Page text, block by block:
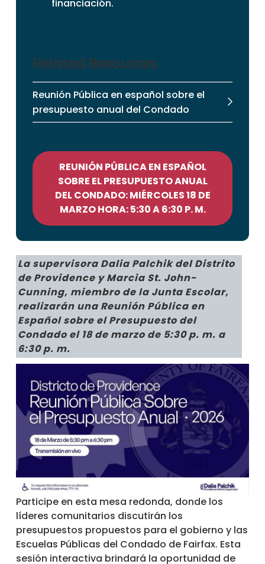
financiación.
Related Resources
Reunión Pública en español sobre el
presupuesto anual del Condado
REUNIÓN PÚBLICA EN ESPAÑOL
SOBRE EL PRESUPUESTO ANUAL
DEL CONDADO: MIÉRCOLES 18 DE
MARZO HORA: 5:30 A 6:30 P. M.
La supervisora Dalia Palchik del Distrito
de Providence y Marcia St. John-
Cunning, miembro de la Junta Escolar,
realizarán una Reunión Pública en
Español sobre el Presupuesto del
Condado el 18 de marzo de 5:30 p. m. a
6:30 p. m.
Participe en esta mesa redonda, donde los
líderes comunitarios discutirán los
presupuestos propuestos para el gobierno y las
Escuelas Públicas del Condado de Fairfax. Esta
sesión interactiva brindará la oportunidad de